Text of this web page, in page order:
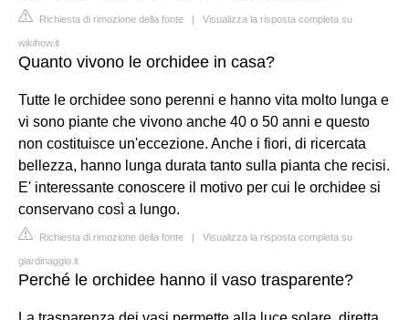
Richiesta di rimozione della fonte | Visualizza la risposta completa su
wikihow.it
Quanto vivono le orchidee in casa?
Tutte le orchidee sono perenni e hanno vita molto lunga e
vi sono piante che vivono anche 40 o 50 anni e questo
non costituisce un'eccezione. Anche i fiori, di ricercata
bellezza, hanno lunga durata tanto sulla pianta che recisi.
E' interessante conoscere il motivo per cui le orchidee si
conservano così a lungo.
Richiesta di rimozione della fonte | Visualizza la risposta completa su
giardinaggio.it
Perché le orchidee hanno il vaso trasparente?